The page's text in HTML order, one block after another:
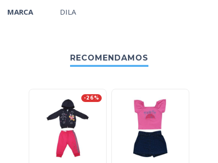
MARCA DILA
RECOMENDAMOS
-26%